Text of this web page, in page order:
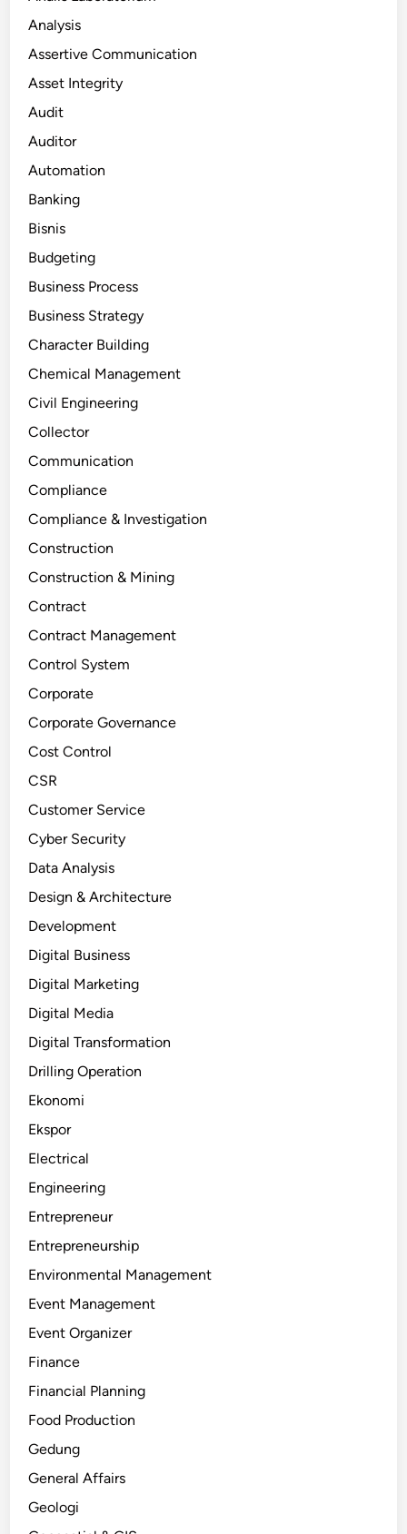
Analysis
Assertive Communication
Asset Integrity
Audit
Auditor
Automation
Banking
Bisnis
Budgeting
Business Process
Business Strategy
Character Building
Chemical Management
Civil Engineering
Collector
Communication
Compliance
Compliance & Investigation
Construction
Construction & Mining
Contract
Contract Management
Control System
Corporate
Corporate Governance
Cost Control
CSR
Customer Service
Cyber Security
Data Analysis
Design & Architecture
Development
Digital Business
Digital Marketing
Digital Media
Digital Transformation
Drilling Operation
Ekonomi
Ekspor
Electrical
Engineering
Entrepreneur
Entrepreneurship
Environmental Management
Event Management
Event Organizer
Finance
Financial Planning
Food Production
Gedung
General Affairs
Geologi